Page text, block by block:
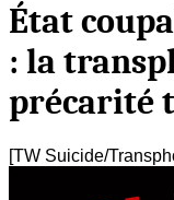
État
: la
précarité
[TW Suicide/